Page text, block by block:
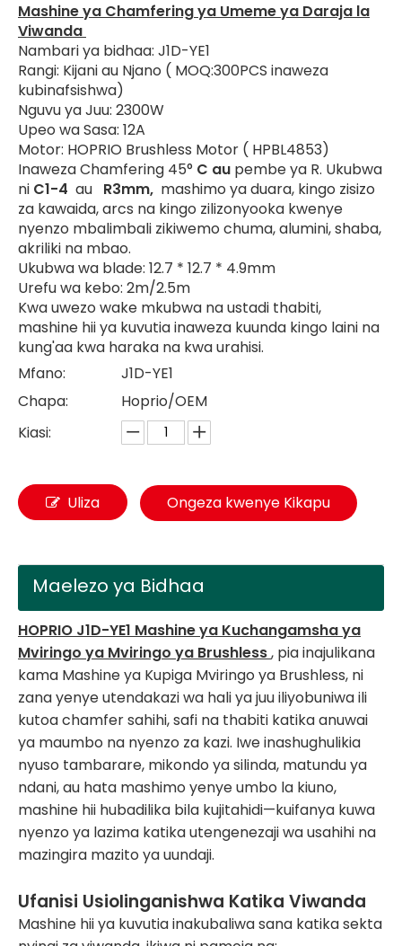
Mashine ya Chamfering ya Umeme ya Daraja la
Viwanda
Nambari ya bidhaa: J1D-YE1
Rangi: Kijani au Njano ( MOQ:300PCS inaweza
kubinafsishwa)
Nguvu ya Juu: 2300W
Upeo wa Sasa: ​​12A
Motor: HOPRIO Brushless Motor ( HPBL4853)
Inaweza Chamfering 45° C au pembe ya R. Ukubwa
ni C1-4 au R3mm, mashimo ya duara, kingo zisizo
za kawaida, arcs na kingo zilizonyooka kwenye
nyenzo mbalimbali zikiwemo chuma, alumini, shaba,
akriliki na mbao.
Ukubwa wa blade: 12.7 * 12.7 * 4.9mm
Urefu wa kebo: 2m/2.5m
Kwa uwezo wake mkubwa na ustadi thabiti,
mashine hii ya kuvutia inaweza kuunda kingo laini na
kung'aa kwa haraka na kwa urahisi.
Mfano:
J1D-YE1
Chapa:
Hoprio/OEM
Kiasi:
Uliza Ongeza kwenye Kikapu
Maelezo ya Bidhaa
HOPRIO J1D-YE1 Mashine ya Kuchangamsha ya
Mviringo ya Mviringo ya Brushless, pia inajulikana
kama Mashine ya Kupiga Mviringo ya Brushless, ni
zana yenye utendakazi wa hali ya juu iliyobuniwa ili
kutoa chamfer sahihi, safi na thabiti katika anuwai
ya maumbo na nyenzo za kazi. Iwe inashughulikia
nyuso tambarare, mikondo ya silinda, matundu ya
ndani, au hata mashimo yenye umbo la kiuno,
mashine hii hubadilika bila kujitahidi—kuifanya kuwa
nyenzo ya lazima katika utengenezaji wa usahihi na
mazingira mazito ya uundaji.
Ufanisi Usiolinganishwa Katika Viwanda
Mashine hii ya kuvutia inakubaliwa sana katika sekta